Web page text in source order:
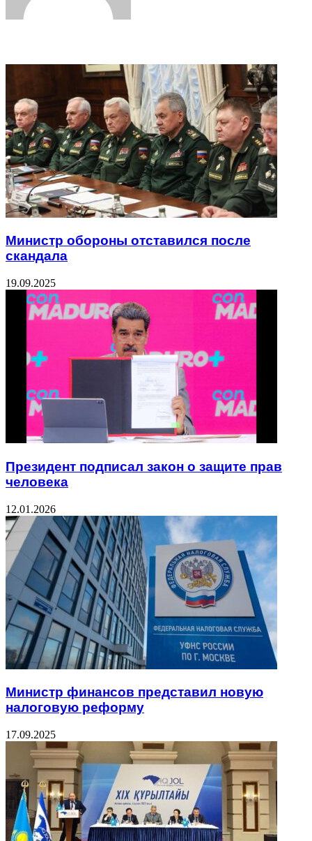
Министр обороны отставился после
скандала
19.09.2025
Президент подписал закон о защите прав
человека
12.01.2026
Министр финансов представил новую
налоговую реформу
17.09.2025